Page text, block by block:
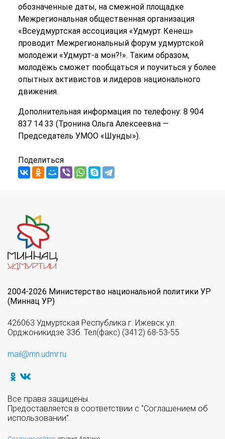
обозначенные даты, на смежной площадке
Межрегиональная общественная организация
«Всеудмуртская ассоциация «Удмурт Кенеш»
проводит Межрегиональный форум удмуртской
молодежи «Удмурт-а мон?!». Таким образом,
молодёжь сможет пообщаться и поучиться у более
опытных активистов и лидеров национального
движения.
Дополнительная информация по телефону: 8 904
837 14 33 (Тронина Ольга Алексеевна —
Председатель УМОО «Шунды»).
Поделиться
2004-2026 Министерство национальной политики УР
(Миннац УР)
426063 Удмуртская Республика г. Ижевск ул.
Орджоникидзе 33б. Тел(факс) (3412) 68-53-55
mail@mn.udmr.ru
Все права защищены.
Предоставляется в соответствии с "Соглашением об
использовании".